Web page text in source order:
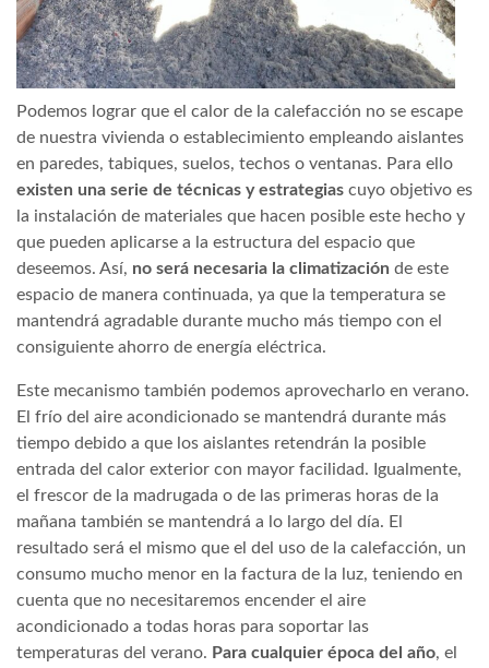
Podemos lograr que el calor de la calefacción no se escape
de nuestra vivienda o establecimiento empleando aislantes
en paredes, tabiques, suelos, techos o ventanas. Para ello
existen una serie de técnicas y estrategias cuyo objetivo es
la instalación de materiales que hacen posible este hecho y
que pueden aplicarse a la estructura del espacio que
deseemos. Así, no será necesaria la climatización de este
espacio de manera continuada, ya que la temperatura se
mantendrá agradable durante mucho más tiempo con el
consiguiente ahorro de energía eléctrica.
Este mecanismo también podemos aprovecharlo en verano.
El frío del aire acondicionado se mantendrá durante más
tiempo debido a que los aislantes retendrán la posible
entrada del calor exterior con mayor facilidad. Igualmente,
el frescor de la madrugada o de las primeras horas de la
mañana también se mantendrá a lo largo del día. El
resultado será el mismo que el del uso de la calefacción, un
consumo mucho menor en la factura de la luz, teniendo en
cuenta que no necesitaremos encender el aire
acondicionado a todas horas para soportar las
temperaturas del verano. Para cualquier época del año, el